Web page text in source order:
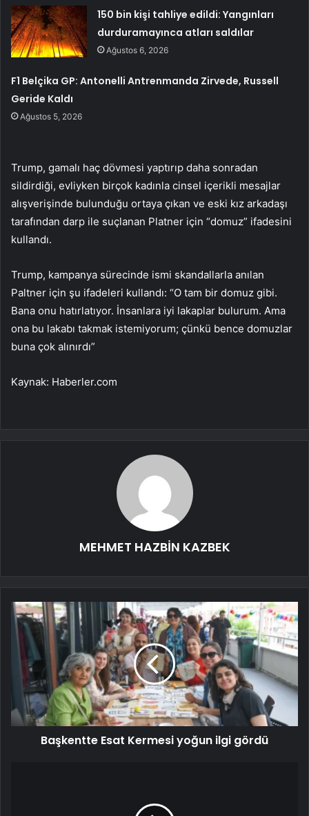
150 bin kişi tahliye edildi: Yangınları
durduramayınca atları saldılar
Ağustos 6, 2026
F1 Belçika GP: Antonelli Antrenmanda Zirvede, Russell
Geride Kaldı
Ağustos 5, 2026
Trump, gamalı haç dövmesi yaptırıp daha sonradan
sildirdiği, evliyken birçok kadınla cinsel içerikli mesajlar
alışverişinde bulunduğu ortaya çıkan ve eski kız arkadaşı
tarafından darp ile suçlanan Platner için “domuz” ifadesini
kullandı.
Trump, kampanya sürecinde ismi skandallarla anılan
Paltner için şu ifadeleri kullandı: “O tam bir domuz gibi.
Bana onu hatırlatıyor. İnsanlara iyi lakaplar bulurum. Ama
ona bu lakabı takmak istemiyorum; çünkü bence domuzlar
buna çok alınırdı”
Kaynak: Haberler.com
MEHMET HAZBİN KAZBEK
Başkentte Esat Kermesi yoğun ilgi gördü